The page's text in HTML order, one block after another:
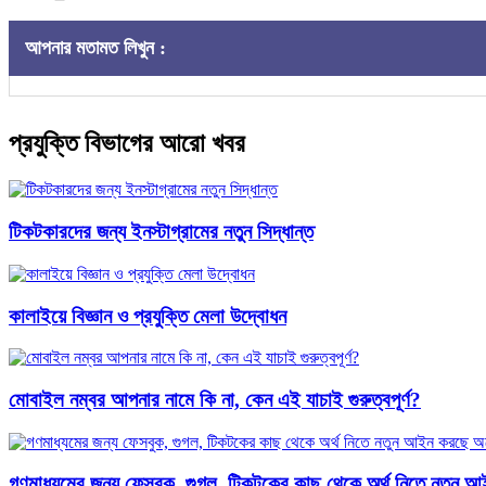
আপনার মতামত লিখুন :
প্রযুক্তি বিভাগের আরো খবর
টিকটকারদের জন্য ইনস্টাগ্রামের নতুন সিদ্ধান্ত
কালাইয়ে বিজ্ঞান ও প্রযুক্তি মেলা উদ্বোধন
মোবাইল নম্বর আপনার নামে কি না, কেন এই যাচাই গুরুত্বপূর্ণ?